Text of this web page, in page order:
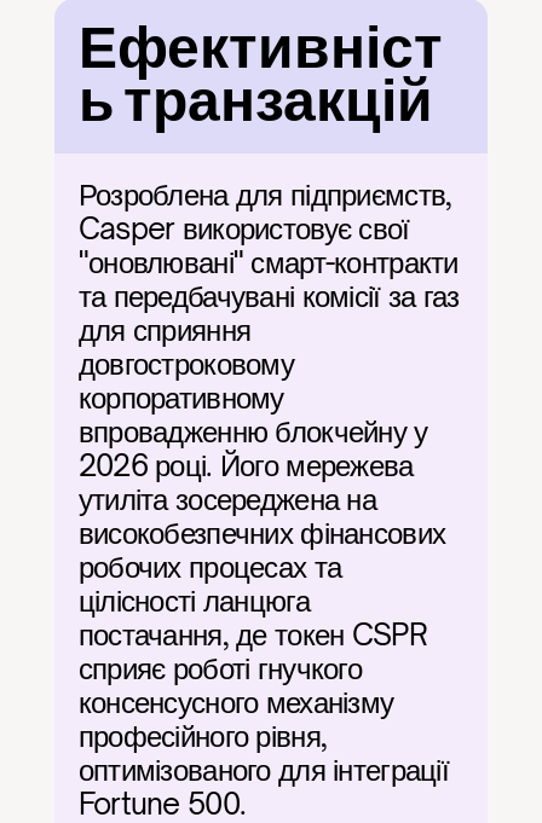
Ефективніст
ь транзакцій
Розроблена для підприємств,
Casper використовує свої
"оновлювані" смарт-контракти
та передбачувані комісії за газ
для сприяння
довгостроковому
корпоративному
впровадженню блокчейну у
2026 році. Його мережева
утиліта зосереджена на
високобезпечних фінансових
робочих процесах та
цілісності ланцюга
постачання, де токен CSPR
сприяє роботі гнучкого
консенсусного механізму
професійного рівня,
оптимізованого для інтеграції
Fortune 500.